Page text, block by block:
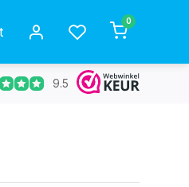
0
Rücksendung
9.5